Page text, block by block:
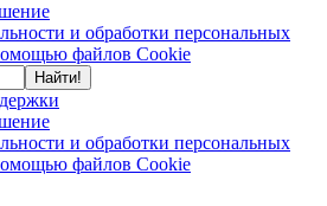
и обработки персональных
файлов Cookie
Найти!
и обработки персональных
файлов Cookie